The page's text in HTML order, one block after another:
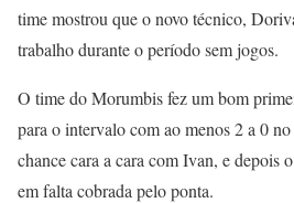
time mostrou que o novo técnico,
trabalho durante o período sem jogos.
O time do Morumbis fez um bom
para o intervalo com ao menos 2 a 0
chance cara a cara com Ivan, e depois
em falta cobrada pelo ponta.